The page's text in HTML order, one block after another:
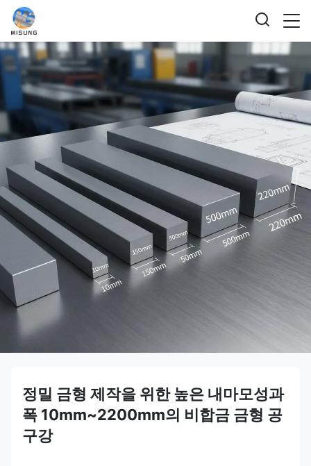
정밀 금형 제작을 위한 높은 내마모성과
폭 10mm~2200mm의 비합금 금형 공
구강